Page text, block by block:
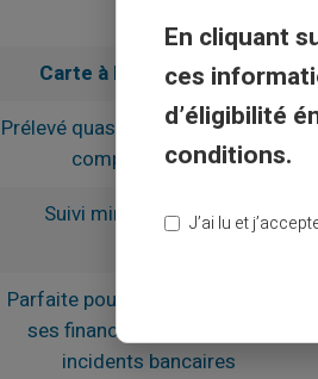
Carte à Débit Immédiat
Prélevé quasi-instantanément du
compte (24-48h)
Suivi minute par minute
Parfaite pour garder la main sur
ses finances et prévenir les
incidents bancaires
En cliquant
ces
d’éligibilité
conditions.
J’ai lu et